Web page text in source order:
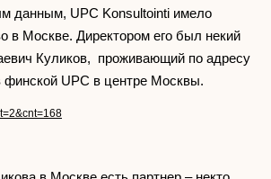
данным, UPC Konsultointi имело
в Москве. Директором его был некий
Куликов, проживающий по адресу
финской UPC в центре Москвы.